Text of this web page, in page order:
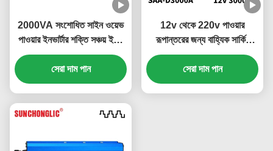
2000VA সংশোধিত সাইন ওয়েভ
পাওয়ার ইনভার্টার শক্তি সঞ্চয় ইকো
বন্ধুত্বপূর্ণ অফ গ্রিড সৌর ইনভার্টার
সেরা দাম পান
12v থেকে 220v পাওয়ার
রূপান্তরের জন্য বাহ্যিক সার্কিট
ফিউজ সহ 3000W ডিসপ্লে
পরিবর্তিত সাইন ওয়েভ ইনভার্টার
সেরা দাম পান